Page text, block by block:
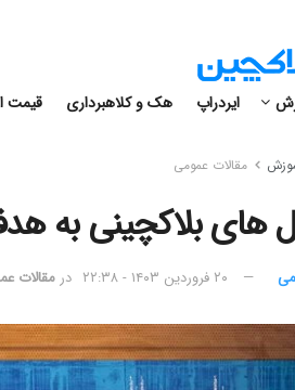
ایردراپ هک و کلاهبرداری قیمت
مقالات عمومی
های بلاکچینی به
۲۰ فروردین ۱۴۰۳ - ۲۲:۳۸ در مقالات